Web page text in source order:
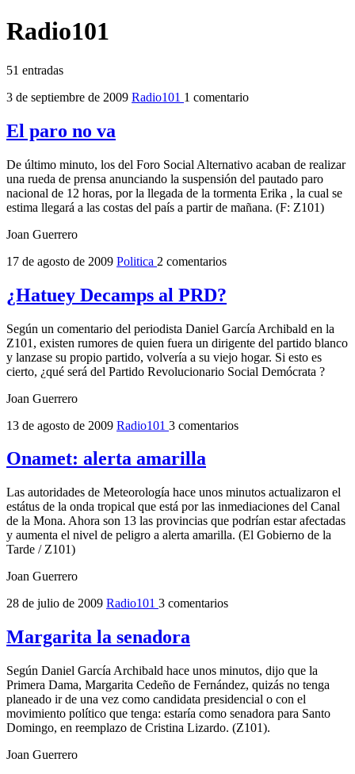
Radio101
51 entradas
3 de septiembre de 2009 Radio101 1 comentario
El paro no va
De último minuto, los del Foro Social Alternativo acaban de realizar
una rueda de prensa anunciando la suspensión del pautado paro
nacional de 12 horas, por la llegada de la tormenta Erika , la cual se
estima llegará a las costas del país a partir de mañana. (F: Z101)
Joan Guerrero
17 de agosto de 2009 Politica 2 comentarios
¿Hatuey Decamps al PRD?
Según un comentario del periodista Daniel García Archibald en la
Z101, existen rumores de quien fuera un dirigente del partido blanco
y lanzase su propio partido, volvería a su viejo hogar. Si esto es
cierto, ¿qué será del Partido Revolucionario Social Demócrata ?
Joan Guerrero
13 de agosto de 2009 Radio101 3 comentarios
Onamet: alerta amarilla
Las autoridades de Meteorología hace unos minutos actualizaron el
estátus de la onda tropical que está por las inmediaciones del Canal
de la Mona. Ahora son 13 las provincias que podrían estar afectadas
y aumenta el nivel de peligro a alerta amarilla. (El Gobierno de la
Tarde / Z101)
Joan Guerrero
28 de julio de 2009 Radio101 3 comentarios
Margarita la senadora
Según Daniel García Archibald hace unos minutos, dijo que la
Primera Dama, Margarita Cedeño de Fernández, quizás no tenga
planeado ir de una vez como candidata presidencial o con el
movimiento político que tenga: estaría como senadora para Santo
Domingo, en reemplazo de Cristina Lizardo. (Z101).
Joan Guerrero